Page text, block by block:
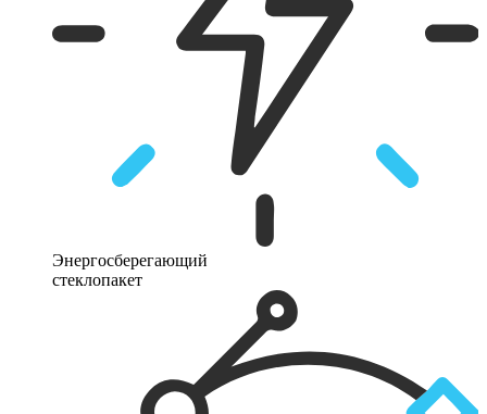
Энергосберегающий
стеклопакет